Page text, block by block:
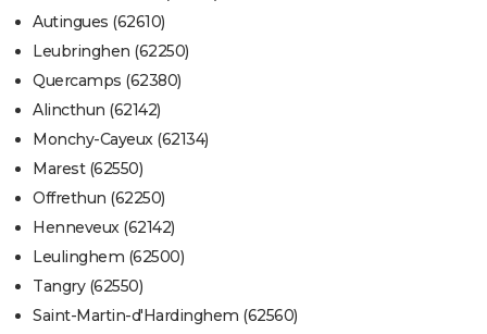
Autingues (62610)
Leubringhen (62250)
Quercamps (62380)
Alincthun (62142)
Monchy-Cayeux (62134)
Marest (62550)
Offrethun (62250)
Henneveux (62142)
Leulinghem (62500)
Tangry (62550)
Saint-Martin-d'Hardinghem (62560)